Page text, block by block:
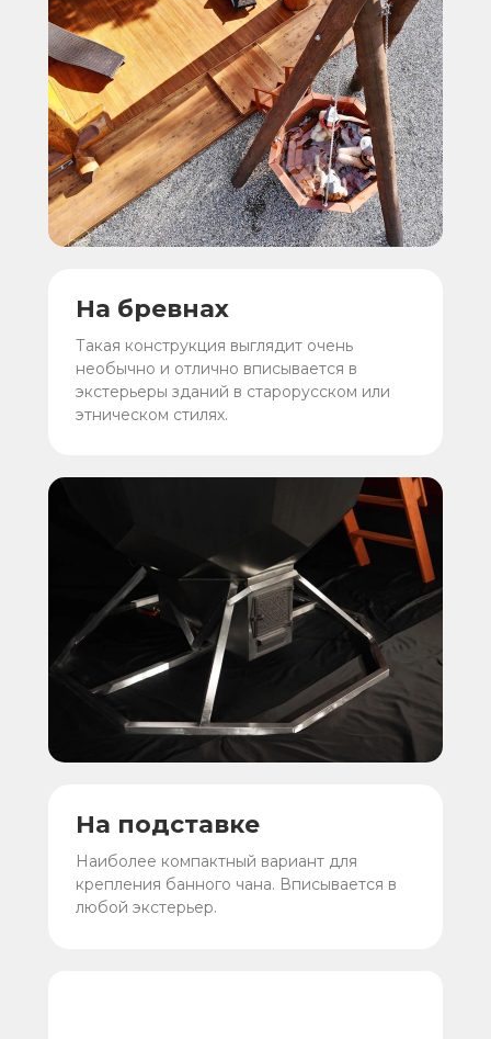
На бревнах
Такая конструкция выглядит очень
необычно и отлично вписывается в
экстерьеры зданий в старорусском или
этническом стилях.
На подставке
Наиболее компактный вариант для
крепления банного чана. Вписывается в
любой экстерьер.